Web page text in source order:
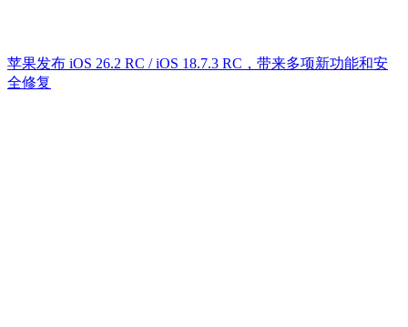
苹果发布 iOS 26.2 RC / iOS 18.7.3 RC，带来多项新功能和安
全修复